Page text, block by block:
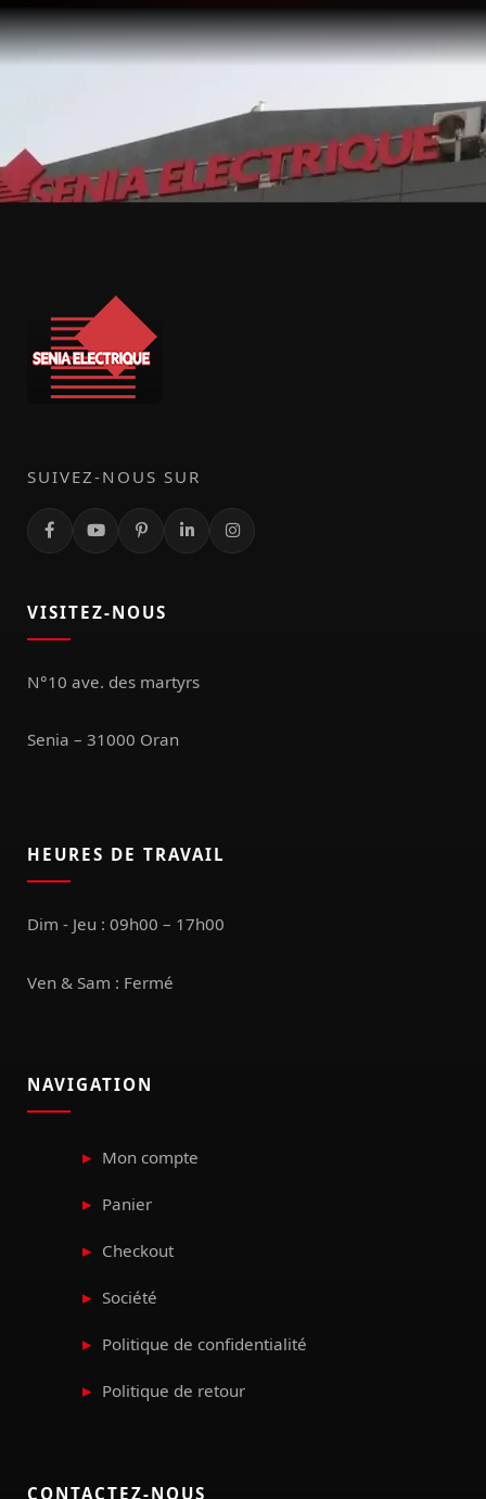
SUIVEZ-NOUS SUR
VISITEZ-NOUS
N°10 ave. des martyrs
Senia – 31000 Oran
HEURES DE TRAVAIL
Dim - Jeu : 09h00 – 17h00
Ven & Sam : Fermé
NAVIGATION
Mon compte
Panier
Checkout
Société
Politique de confidentialité
Politique de retour
CONTACTEZ-NOUS